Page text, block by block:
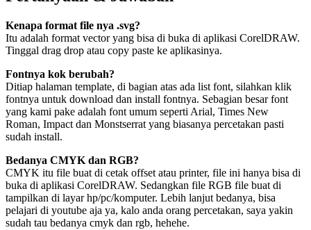
Kenapa format file nya .svg?
Itu adalah format vector yang bisa di buka di aplikasi CorelDRAW.
Tinggal drag drop atau copy paste ke aplikasinya.
Fontnya kok berubah?
Ditiap halaman template, di bagian atas ada list font, silahkan klik
fontnya untuk download dan install fontnya. Sebagian besar font
yang kami pake adalah font umum seperti Arial, Times New
Roman, Impact dan Monstserrat yang biasanya percetakan pasti
sudah install.
Bedanya CMYK dan RGB?
CMYK itu file buat di cetak offset atau printer, file ini hanya bisa di
buka di aplikasi CorelDRAW. Sedangkan file RGB file buat di
tampilkan di layar hp/pc/komputer. Lebih lanjut bedanya, bisa
pelajari di youtube aja ya, kalo anda orang percetakan, saya yakin
sudah tau bedanya cmyk dan rgb, hehehe.